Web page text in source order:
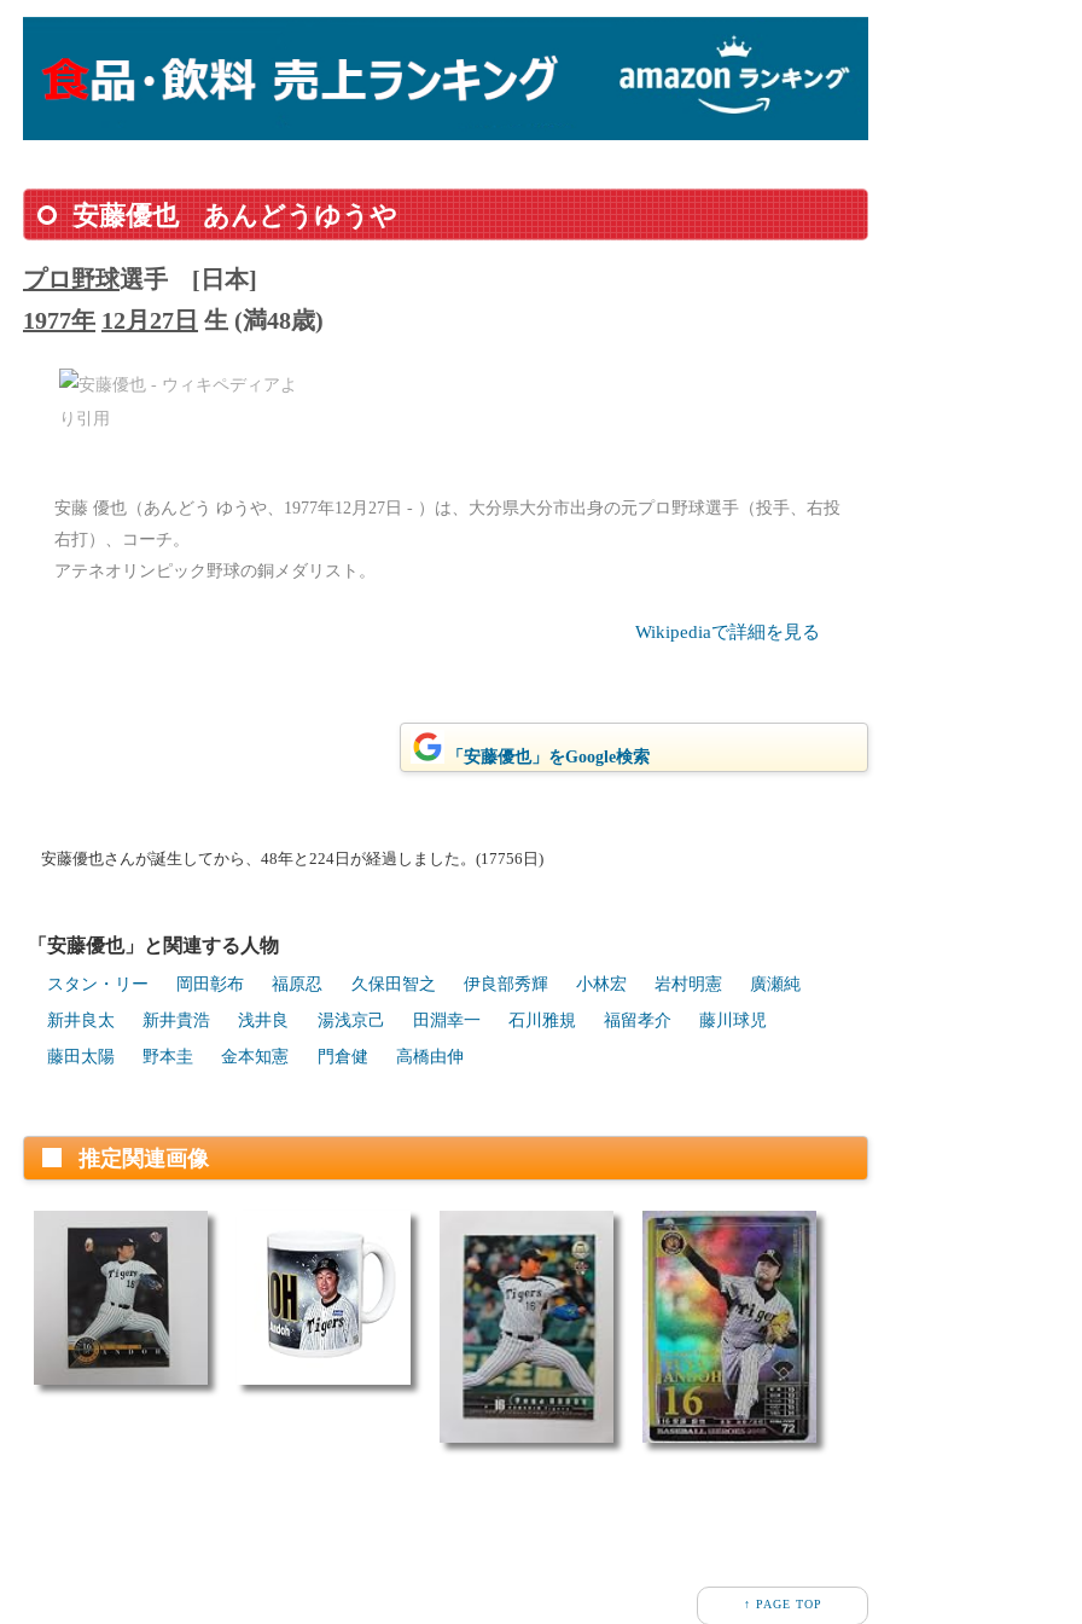
安藤優也 あんどうゆうや
プロ野球選手
[日本]
1977年 12月27日 生 (満48歳)
安藤 優也（あんどう ゆうや、1977年12月27日 - ）は、大分県大分市出身の元プロ野球選手（投手、右投
右打）、コーチ。
アテネオリンピック野球の銅メダリスト。
Wikipediaで詳細を見る
「安藤優也」をGoogle検索
安藤優也さんが誕生してから、48年と224日が経過しました。(17756日)
「安藤優也」と関連する人物
スタン・リー 岡田彰布 福原忍 久保田智之 伊良部秀輝 小林宏 岩村明憲
廣瀬純
新井良太
新井貴浩 浅井良 湯浅京己 田淵幸一 石川雅規 福留孝介
藤川球児
藤田太陽
野本圭 金本知憲 門倉健 高橋由伸
推定関連画像
↑ PAGE TOP